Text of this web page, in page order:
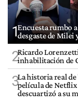
1Encuesta rumbo
desgaste de Milei
2Ricardo
inhabilitación de
3La historia real
película de Netflix
descuartizó a su